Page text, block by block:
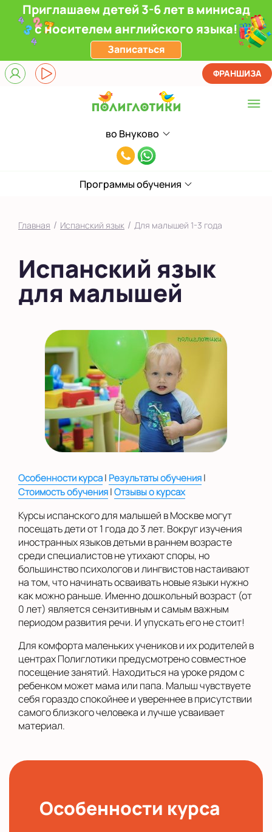
Приглашаем детей 3-6 лет в минисад
с носителем английского языка!
Записаться
во Внуково
Выберите центр
Верхние Лихоборы
ЖК Прокшино
Якиманка
в Южном Бутово
на Беломорской
на Домодедовской
на Коломенской
в Московской
области
Показать на карте
8(991)949-
55
ФРАНШИЗА
Программы обучения
Главная / Испанский язык / Для малышей 1-3 года
Испанский язык
для малышей
Особенности курса| Результаты обучения|
Стоимость обучения|Отзывы о курсах
Курсы испанского для малышей в Москве могут
посещать дети от 1 года до 3 лет. Вокруг изучения
иностранных языков детьми в раннем возрасте
среди специалистов не утихают споры, но
большинство психологов и лингвистов настаивают
на том, что начинать осваивать новые языки нужно
как можно раньше. Именно дошкольный возраст (от
0 лет) является сензитивным и самым важным
периодом развития речи. И упускать его не стоит!
Для комфорта маленьких учеников и их родителей в
центрах Полиглотики предусмотрено совместное
посещение занятий. Находиться на уроке рядом с
ребенком может мама или папа. Малыш чувствуете
себя гораздо спокойнее и увереннее в присутствии
самого близкого человека и лучше усваивает
материал.
Особенности курса